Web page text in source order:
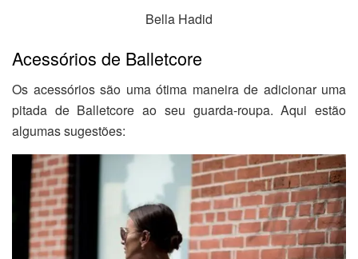
Bella Hadid
Acessórios de Balletcore
Os acessórios são uma ótima maneira de adicionar uma
pitada de Balletcore ao seu guarda-roupa. Aqui estão
algumas sugestões: